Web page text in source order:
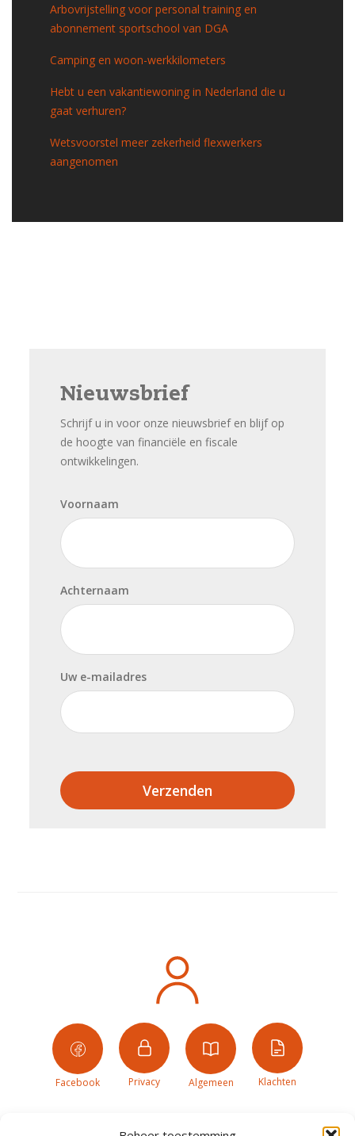
Arbovrijstelling voor personal training en
abonnement sportschool van DGA
Camping en woon-werkkilometers
Hebt u een vakantiewoning in Nederland die u
gaat verhuren?
Wetsvoorstel meer zekerheid flexwerkers
aangenomen
Nieuwsbrief
Schrijf u in voor onze nieuwsbrief en blijf op
de hoogte van financiële en fiscale
ontwikkelingen.
Voornaam
Achternaam
Uw e-mailadres
Verzenden
Facebook Privacy Algemeen Klachten